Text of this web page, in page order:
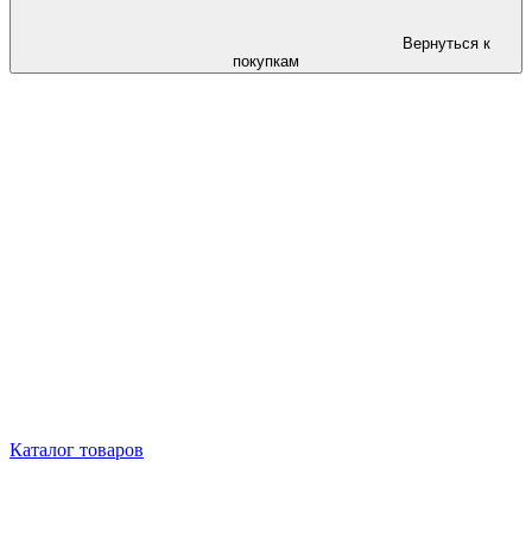
Вернуться к
покупкам
Каталог товаров